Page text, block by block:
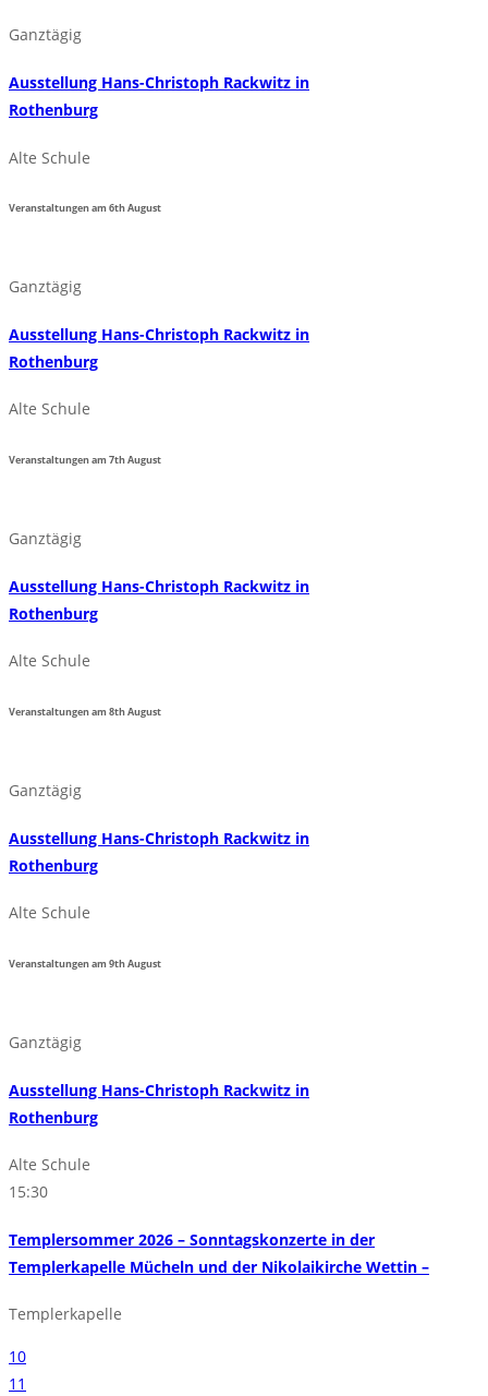
Ganztägig
Ausstellung Hans-Christoph Rackwitz in
Rothenburg
Alte Schule
Veranstaltungen am6thAugust
Ganztägig
Ausstellung Hans-Christoph Rackwitz in
Rothenburg
Alte Schule
Veranstaltungen am7thAugust
Ganztägig
Ausstellung Hans-Christoph Rackwitz in
Rothenburg
Alte Schule
Veranstaltungen am8thAugust
Ganztägig
Ausstellung Hans-Christoph Rackwitz in
Rothenburg
Alte Schule
Veranstaltungen am9thAugust
Ganztägig
Ausstellung Hans-Christoph Rackwitz in
Rothenburg
Alte Schule
15:30
Templersommer 2026 – Sonntagskonzerte in der
Templerkapelle Mücheln und der Nikolaikirche Wettin –
Templerkapelle
10
11